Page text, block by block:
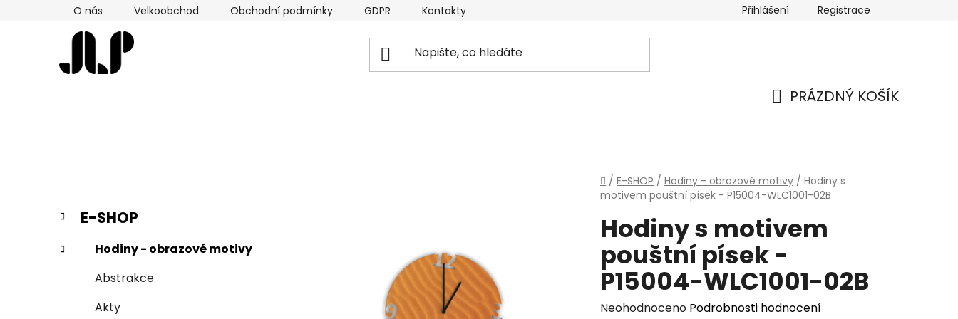
O nás Velkoobchod Obchodní podmínky GDPR Kontakty Přihlášení Registrace
PRÁZDNÝ KOŠÍK
Domů
/ E-SHOP / Hodiny - obrazové motivy / Hodiny s
motivem pouštní písek - P15004-WLC1001-02B
P
s
Přeskočit
kategorie
K
a
t
e
E-SHOP
Hodiny - obrazové motivy
Abstrakce
Akty
Hodiny s motivem
pouštní písek -
P15004-WLC1001-02B
Průměrné
Neohodnoceno Podrobnosti hodnocení